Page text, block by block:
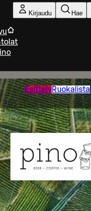
Kirjaudu Hae
EsittelyRuokalista